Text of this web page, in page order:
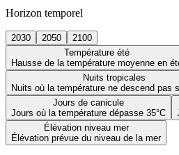
Horizon temporel
2030 2050
2100
Température été
Hausse de la température moyenne en
Nuits tropicales
Nuits où la température ne descend pas
Jours de canicule
Jours où la température dépasse 35°C
Élévation niveau mer
Élévation prévue du niveau de la mer